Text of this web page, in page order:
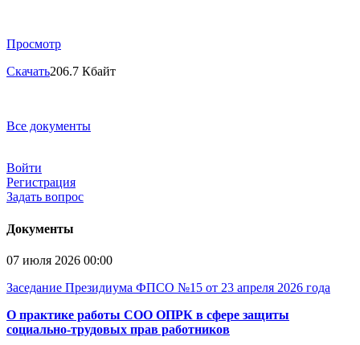
Просмотр
Скачать206.7 Кбайт
Все документы
Войти
Регистрация
Задать вопрос
Документы
07 июля 2026 00:00
Заседание Президиума ФПСО №15 от 23 апреля 2026 года
О практике работы СОО ОПРК в сфере защиты
социально-трудовых прав работников